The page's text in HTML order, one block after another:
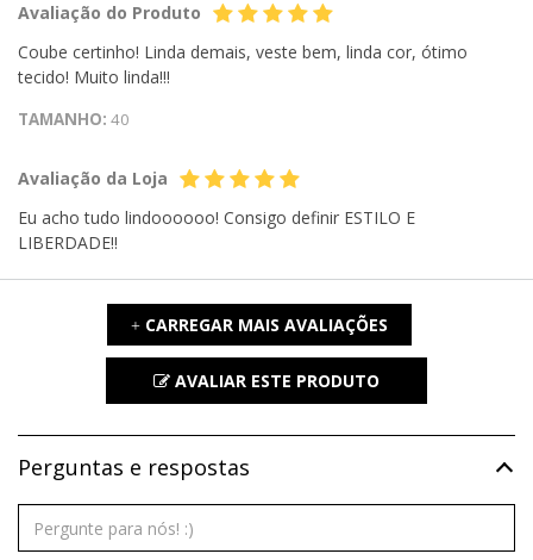
Avaliação do Produto
Coube certinho! Linda demais, veste bem, linda cor, ótimo
tecido! Muito linda!!!
TAMANHO: 40
Avaliação da Loja
Eu acho tudo lindoooooo! Consigo definir ESTILO E
LIBERDADE!!
+ CARREGAR MAIS AVALIAÇÕES
AVALIAR ESTE PRODUTO
Perguntas e respostas